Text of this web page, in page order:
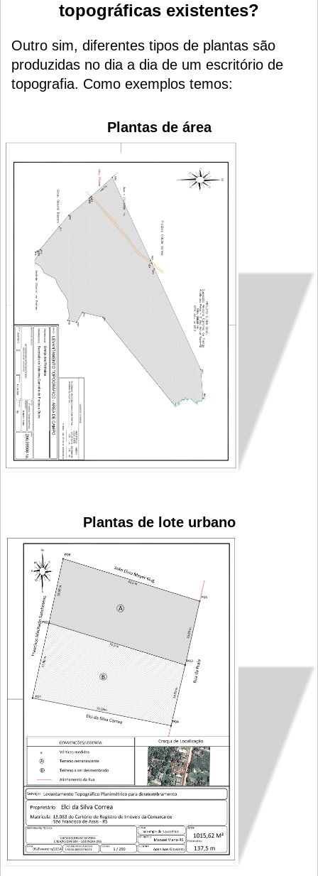
topográficas existentes?
Outro sim, diferentes tipos de plantas são
produzidas no dia a dia de um escritório de
topografia. Como exemplos temos:
Plantas de área
Plantas de lote urbano